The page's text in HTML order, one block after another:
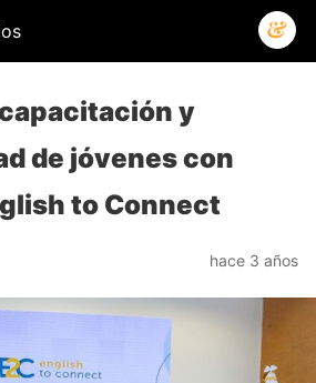
y
de jóvenes con
to Connect
hace 3 años